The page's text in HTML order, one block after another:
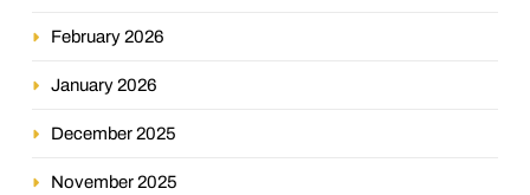
February 2026
January 2026
December 2025
November 2025